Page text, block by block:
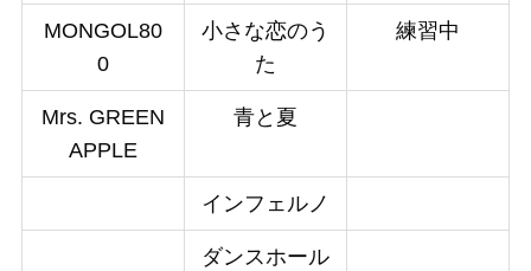
MONGOL80
0
小さな恋のう
た
練習中
Mrs. GREEN
APPLE
青と夏
インフェルノ
ダンスホール